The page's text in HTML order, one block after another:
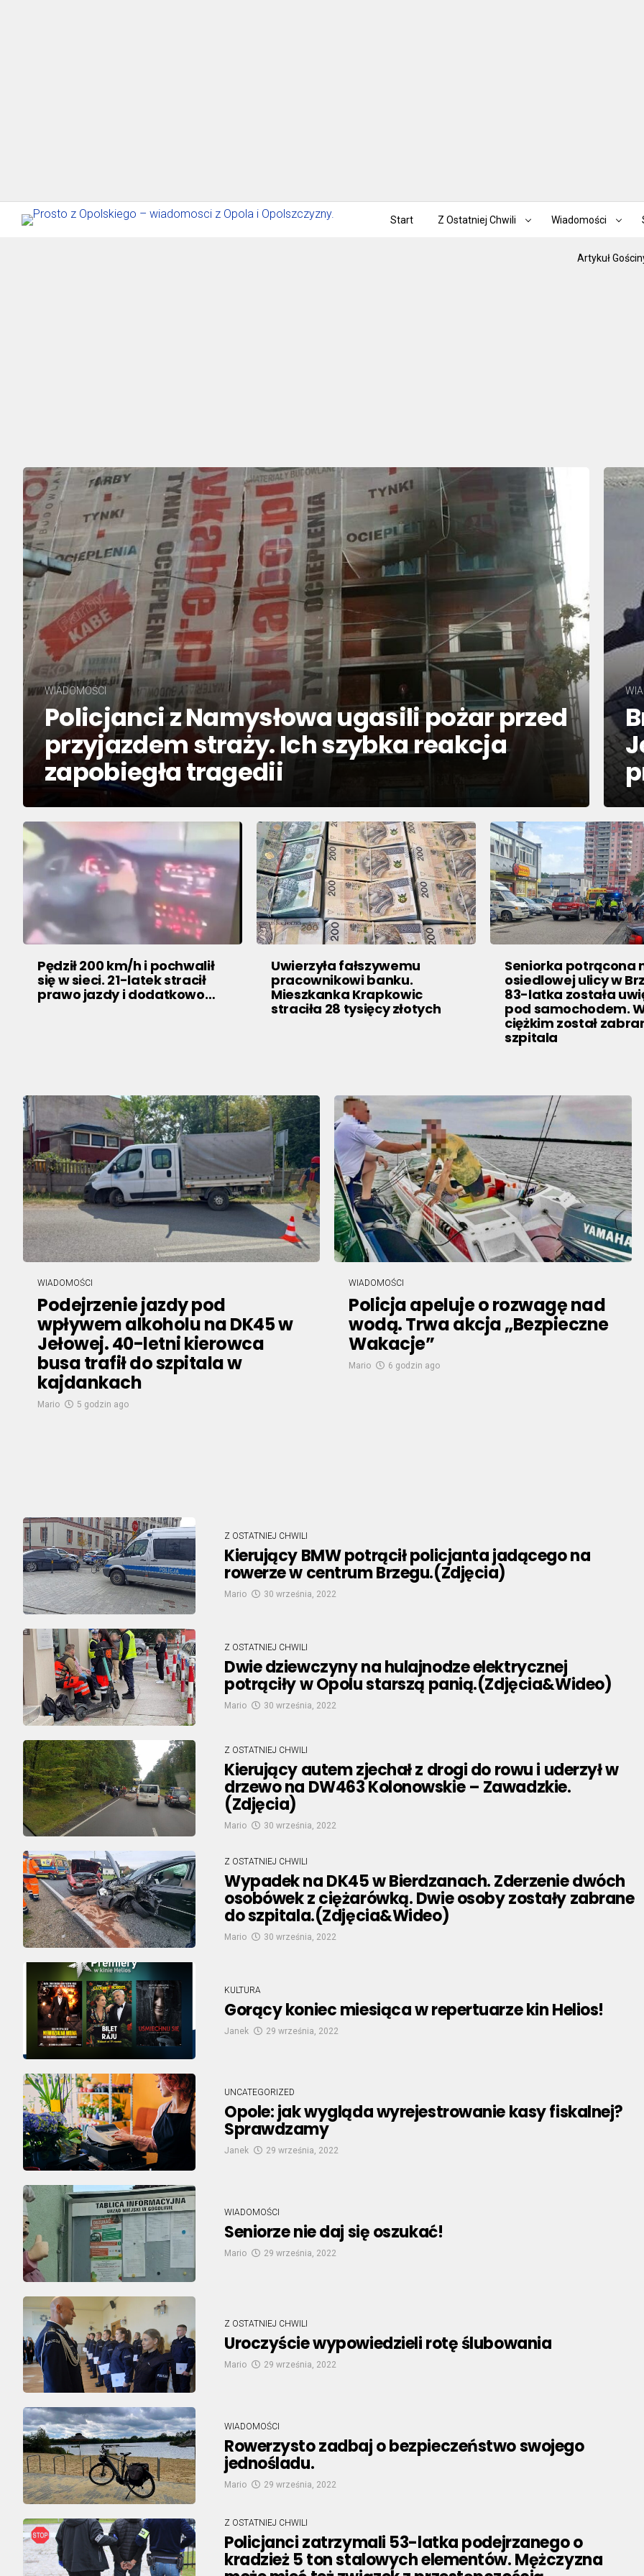
Start Z Ostatniej Chwili Wiadomości
Artykuł
WIADOMOŚCI
Policjanci z Namysłowa ugasili pożar przed
przyjazdem straży. Ich szybka reakcja
zapobiegła tragedii
Pędził 200 km/h i pochwalił
się w sieci. 21-latek stracił
prawo jazdy i dodatkowo…
Uwierzyła fałszywemu
pracownikowi banku.
Mieszkanka Krapkowic
straciła 28 tysięcy złotych
Seniorka potrącona
osiedlowej ulicy w
83-latka została
pod samochodem.
ciężkim został
szpitala
WIADOMOŚCI
Podejrzenie jazdy pod
wpływem alkoholu na DK45 w
Jełowej. 40-letni kierowca
busa trafił do szpitala w
kajdankach
Mario 5 godzin ago
WIADOMOŚCI
Policja apeluje o rozwagę nad
wodą. Trwa akcja „Bezpieczne
Wakacje”
Mario 6 godzin ago
Z OSTATNIEJ CHWILI
Kierujący BMW potrącił policjanta jadącego na
rowerze w centrum Brzegu.(Zdjęcia)
Mario 30 września, 2022
Z OSTATNIEJ CHWILI
Dwie dziewczyny na hulajnodze elektrycznej
potrąciły w Opolu starszą panią.(Zdjęcia&Wideo)
Mario 30 września, 2022
Z OSTATNIEJ CHWILI
Kierujący autem zjechał z drogi do rowu i uderzył w
drzewo na DW463 Kolonowskie – Zawadzkie.
(Zdjęcia)
Mario 30 września, 2022
Z OSTATNIEJ CHWILI
Wypadek na DK45 w Bierdzanach. Zderzenie dwóch
osobówek z ciężarówką. Dwie osoby zostały zabrane
do szpitala.(Zdjęcia&Wideo)
Mario 30 września, 2022
KULTURA
Gorący koniec miesiąca w repertuarze kin Helios!
Janek 29 września, 2022
UNCATEGORIZED
Opole: jak wygląda wyrejestrowanie kasy fiskalnej?
Sprawdzamy
Janek 29 września, 2022
WIADOMOŚCI
Seniorze nie daj się oszukać!
Mario 29 września, 2022
Z OSTATNIEJ CHWILI
Uroczyście wypowiedzieli rotę ślubowania
Mario 29 września, 2022
WIADOMOŚCI
Rowerzysto zadbaj o bezpieczeństwo swojego
jednośladu.
Mario 29 września, 2022
Z OSTATNIEJ CHWILI
Policjanci zatrzymali 53-latka podejrzanego o
kradzież 5 ton stalowych elementów. Mężczyzna